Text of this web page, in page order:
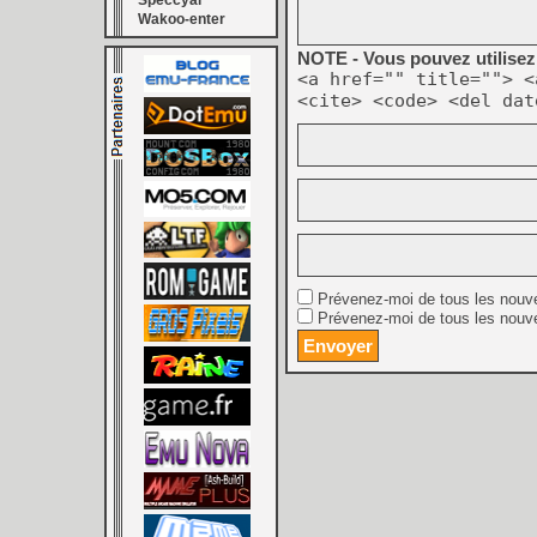
Wakoo-enter
NOTE - Vous pouvez
<a href="" title="">
<cite> <code> <del
Prévenez-moi de tous les
Prévenez-moi de tous les